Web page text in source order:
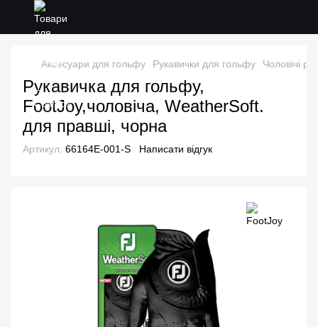
Аксесуари для гольфу Рукавички для гольфу Чоловічі
Рукавичка для гольфу,
FootJoy,чоловіча, WeatherSoft.
для правші, чорна
Артикул: 66164E-001-S Написати відгук